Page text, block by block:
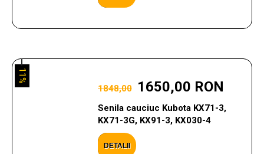
1848,00 1650,00 RON
Senila cauciuc Kubota KX71-3,
KX71-3G, KX91-3, KX030-4
DETALII
11%